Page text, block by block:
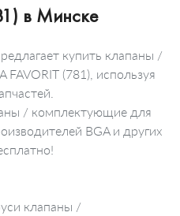
в Минске
купить клапаны /
(781), используя
/ комплектующие для
BGA и других
клапаны /